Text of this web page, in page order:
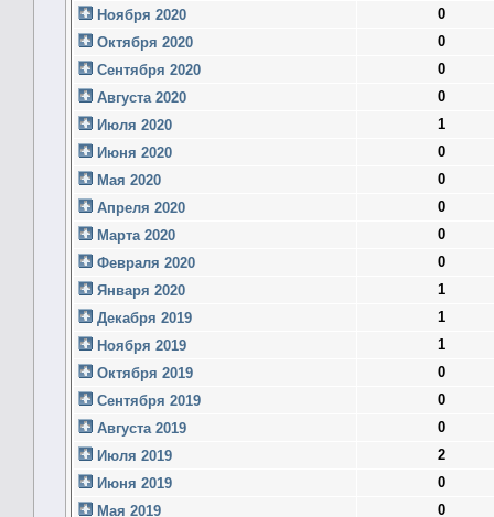
Ноября 2020
0
Октября 2020
0
Сентября 2020
0
Августа 2020
0
Июля 2020
1
Июня 2020
0
Мая 2020
0
Апреля 2020
0
Марта 2020
0
Февраля 2020
0
Января 2020
1
Декабря 2019
1
Ноября 2019
1
Октября 2019
0
Сентября 2019
0
Августа 2019
0
Июля 2019
2
Июня 2019
0
Мая 2019
0